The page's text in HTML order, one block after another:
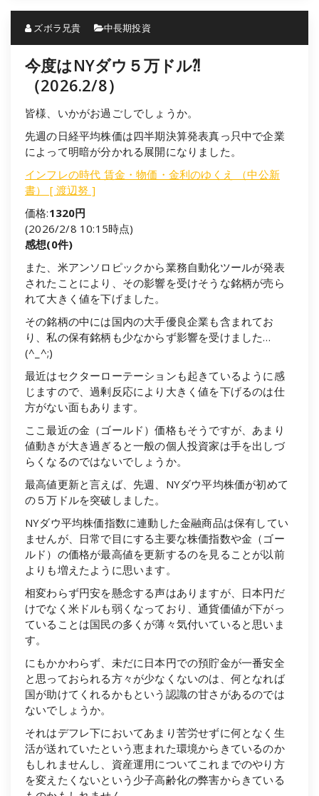
ズボラ兄貴 中長期投資
今度はNYダウ５万ドル⁈
（2026.2/8）
皆様、いかがお過ごしでしょうか。
先週の日経平均株価は四半期決算発表真っ只中で企業
によって明暗が分かれる展開になりました。
インフレの時代 賃金・物価・金利のゆくえ （中公新
書） [ 渡辺努 ]
価格:1320円
(2026/2/8 10:15時点)
感想(0件)
また、米アンソロピックから業務自動化ツールが発表
されたことにより、その影響を受けそうな銘柄が売ら
れて大きく値を下げました。
その銘柄の中には国内の大手優良企業も含まれてお
り、私の保有銘柄も少なからず影響を受けました…
(^_^;)
最近はセクターローテーションも起きているように感
じますので、過剰反応により大きく値を下げるのは仕
方がない面もあります。
ここ最近の金（ゴールド）価格もそうですが、あまり
値動きが大き過ぎると一般の個人投資家は手を出しづ
らくなるのではないでしょうか。
最高値更新と言えば、先週、NYダウ平均株価が初めて
の５万ドルを突破しました。
NYダウ平均株価指数に連動した金融商品は保有してい
ませんが、日常で目にする主要な株価指数や金（ゴー
ルド）の価格が最高値を更新するのを見ることが以前
よりも増えたように思います。
相変わらず円安を懸念する声はありますが、日本円だ
けでなく米ドルも弱くなっており、通貨価値が下がっ
ていることは国民の多くが薄々気付いていると思いま
す。
にもかかわらず、未だに日本円での預貯金が一番安全
と思っておられる方々が少なくないのは、何となれば
国が助けてくれるかもという認識の甘さがあるのでは
ないでしょうか。
それはデフレ下においてあまり苦労せずに何となく生
活が送れていたという恵まれた環境からきているのか
もしれませんし、資産運用についてこれまでのやり方
を変えたくないという少子高齢化の弊害からきている